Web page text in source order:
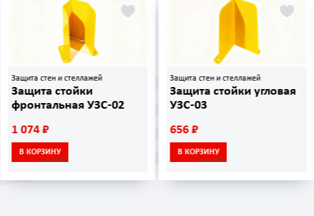
Защита стен и стеллажей
Защита стойки
фронтальная УЗС-02
1 074 ₽
В КОРЗИНУ
Защита стен и стеллажей
Защита стойки угловая
УЗС-03
656 ₽
В КОРЗИНУ